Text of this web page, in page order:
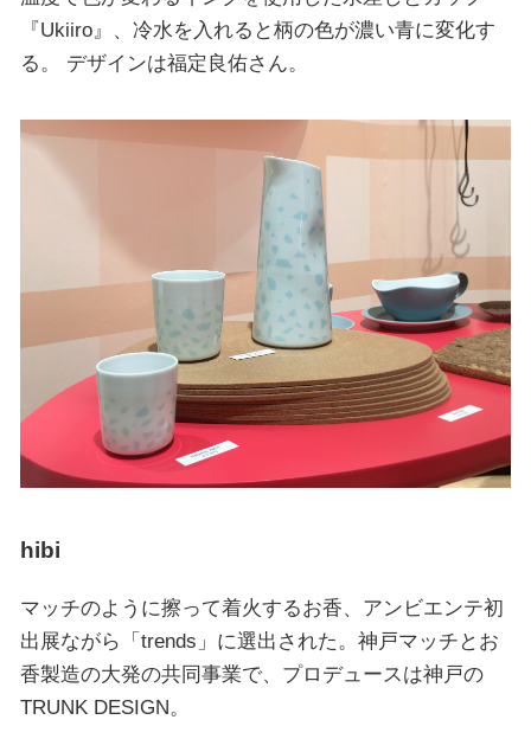
『Ukiiro』、冷水を入れると柄の色が濃い青に変化す
る。 デザインは福定良佑さん。
hibi
マッチのように擦って着火するお香、アンビエンテ初
出展ながら「trends」に選出された。神戸マッチとお
香製造の大発の共同事業で、プロデュースは神戸の
TRUNK DESIGN。